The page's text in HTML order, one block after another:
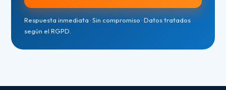
Respuesta inmediata · Sin compromiso · Datos tratados
según el RGPD.